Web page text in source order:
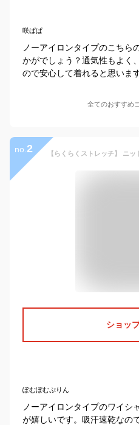
咲ぱぱ
ノーアイロンタイプのこちら
かがでしょう？通気性もよく
ので安心して着れると思いま
全てのおすすめ
no. 2
ショッ
ぽむぽむぷりん
ノーアイロンタイプのワイシ
が嬉しいです。吸汗速乾なの